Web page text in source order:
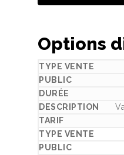
Options